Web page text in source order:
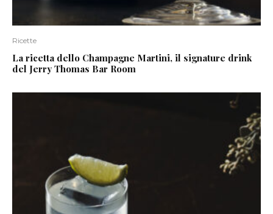
Ricette
La ricetta dello Champagne Martini, il signature drink
del Jerry Thomas Bar Room